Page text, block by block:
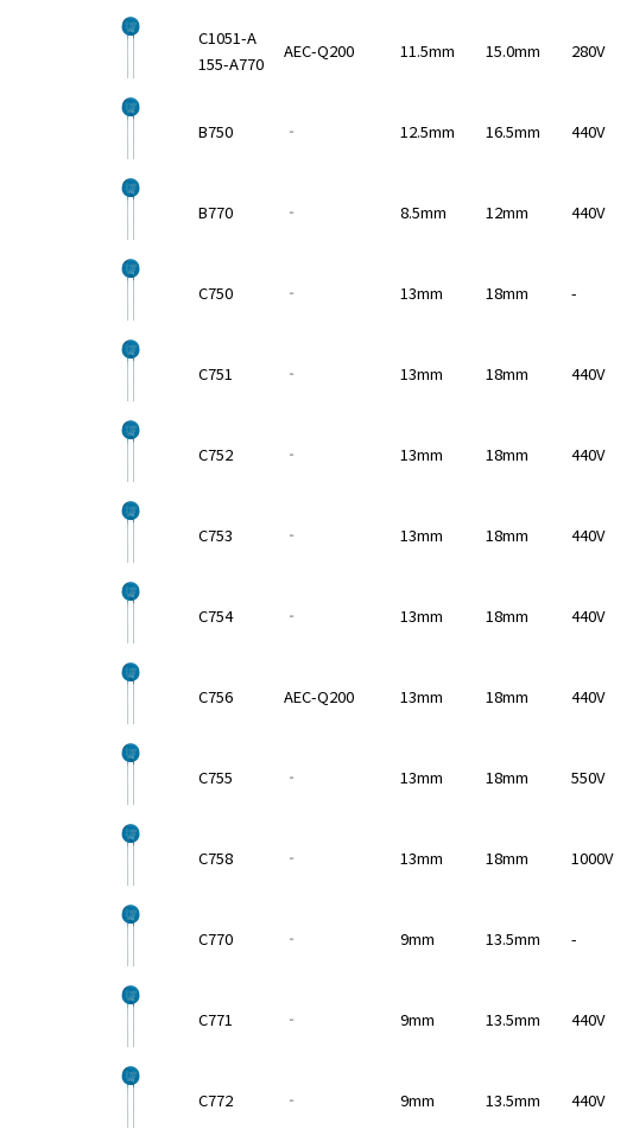
C1051-A
155-A770
AEC-Q200 11.5mm 15.0mm 280V
B750 ‐ 12.5mm 16.5mm 440V
B770 ‐ 8.5mm 12mm 440V
C750 ‐ 13mm 18mm -
C751 ‐ 13mm 18mm 440V
C752 ‐ 13mm 18mm 440V
C753 ‐ 13mm 18mm 440V
C754 ‐ 13mm 18mm 440V
C756 AEC-Q200 13mm 18mm 440V
C755 ‐ 13mm 18mm 550V
C758 ‐ 13mm 18mm 1000V
C770 ‐ 9mm 13.5mm -
C771 ‐ 9mm 13.5mm 440V
C772 ‐ 9mm 13.5mm 440V